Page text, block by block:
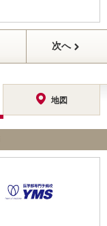
次へ
地図